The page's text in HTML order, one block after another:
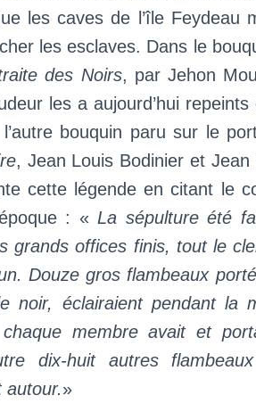
les caves de l’île Feydeau
les esclaves. Dans le
des Noirs, par Jehon
les a aujourd’hui repeints
bouquin paru sur le
, Jean Louis Bodinier et Jean
cette légende en citant le
: « La sépulture été
grands offices finis, tout le
Douze gros flambeaux
noir, éclairaient pendant la
chaque membre avait et
dix-huit autres
autour.»